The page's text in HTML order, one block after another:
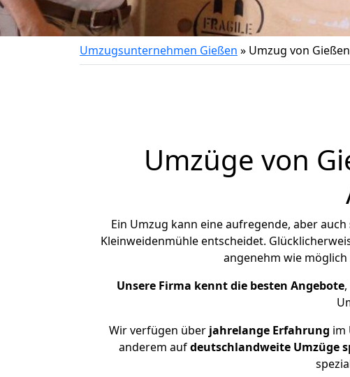
Umzugsunternehmen Gießen » Umzug von
Umzüge von
Ein Umzug kann eine aufregende, aber auch
Kleinweidenmühle entscheidet.
angenehm wie
Unsere Firma kennt die besten Angebote,
Wir verfügen überjahrelange Erfahrung im
anderem aufdeutschlandweite Umzüge